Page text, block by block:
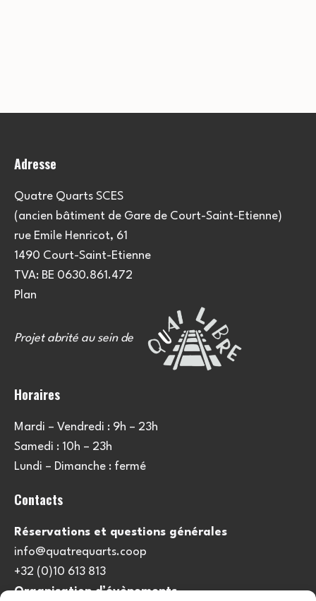
Adresse
Quatre Quarts SCES
(ancien bâtiment de Gare de Court-Saint-Etienne)
rue Emile Henricot, 61
1490 Court-Saint-Etienne
TVA: BE 0630.861.472
Plan
Projet abrité au sein de
Horaires
Mardi – Vendredi : 9h – 23h
Samedi : 10h – 23h
Lundi – Dimanche : fermé
Contacts
Réservations et questions générales
info@quatrequarts.coop
+32 (0)10 613 813
Organisation d’évènements